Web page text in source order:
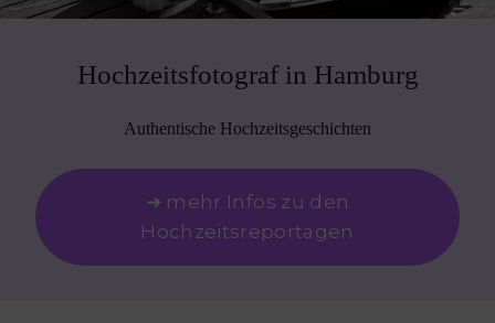
Hochzeitsfotograf in Hamburg
Authentische Hochzeitsgeschichten
➜ mehr Infos zu den
Hochzeitsreportagen